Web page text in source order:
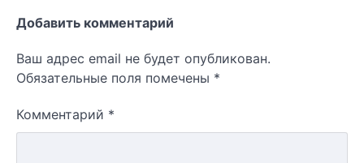
Добавить комментарий
Ваш адрес email не будет опубликован.
Обязательные поля помечены *
Комментарий *